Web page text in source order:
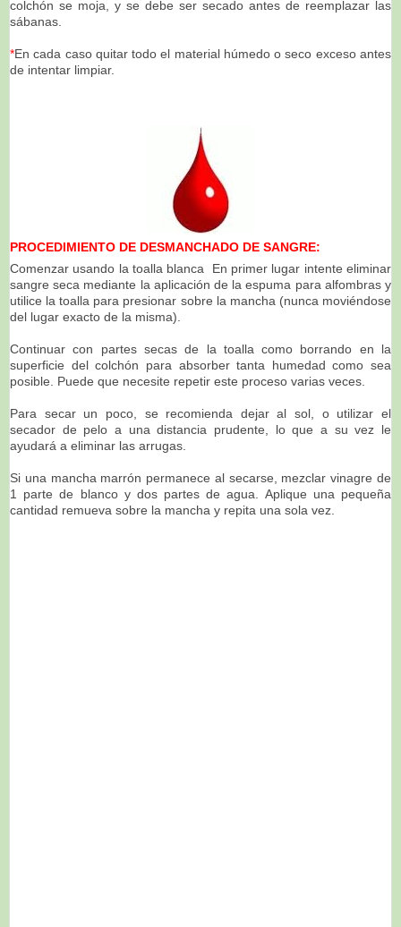
colchón se moja, y se debe ser secado antes de reemplazar las
sábanas.
*En cada caso quitar todo el material húmedo o seco exceso antes
de intentar limpiar.
PROCEDIMIENTO DE DESMANCHADO DE SANGRE:
Comenzar usando la toalla blanca En primer lugar intente eliminar
sangre seca mediante la aplicación de la espuma para alfombras y
utilice la toalla para presionar sobre la mancha (nunca moviéndose
del lugar exacto de la misma).
Continuar con partes secas de la toalla como borrando en la
superficie del colchón para absorber tanta humedad como sea
posible. Puede que necesite repetir este proceso varias veces.
Para secar un poco, se recomienda dejar al sol, o utilizar el
secador de pelo a una distancia prudente, lo que a su vez le
ayudará a eliminar las arrugas.
Si una mancha marrón permanece al secarse, mezclar vinagre de
1 parte de blanco y dos partes de agua. Aplique una pequeña
cantidad remueva sobre la mancha y repita una sola vez.